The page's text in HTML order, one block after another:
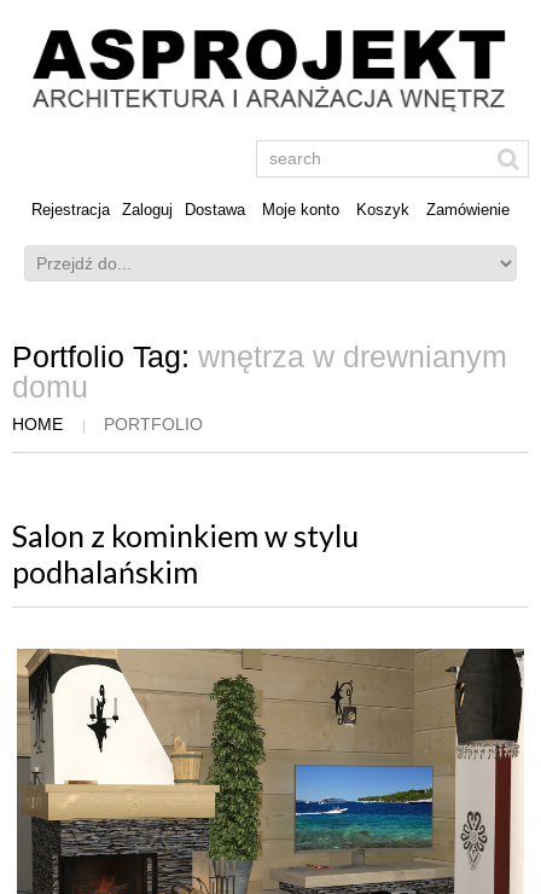
Rejestracja Zaloguj Dostawa Moje konto Koszyk Zamówienie
Portfolio Tag: wnętrza w drewnianym
domu
HOME PORTFOLIO
Salon z kominkiem w stylu
podhalańskim